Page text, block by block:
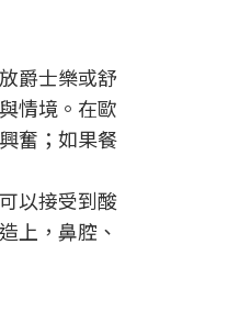
爵士樂或舒
情境。在歐
奮；如果餐
以接受到酸
上，鼻腔、